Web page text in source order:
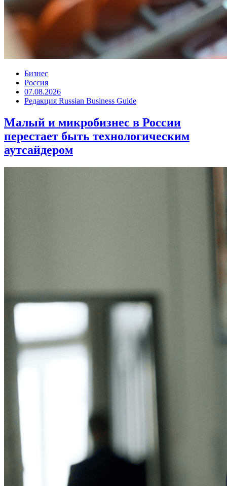
Бизнес
Россия
07.08.2026
Редакция Russian Business Guide
Малый и микробизнес в России
перестает быть технологическим
аутсайдером